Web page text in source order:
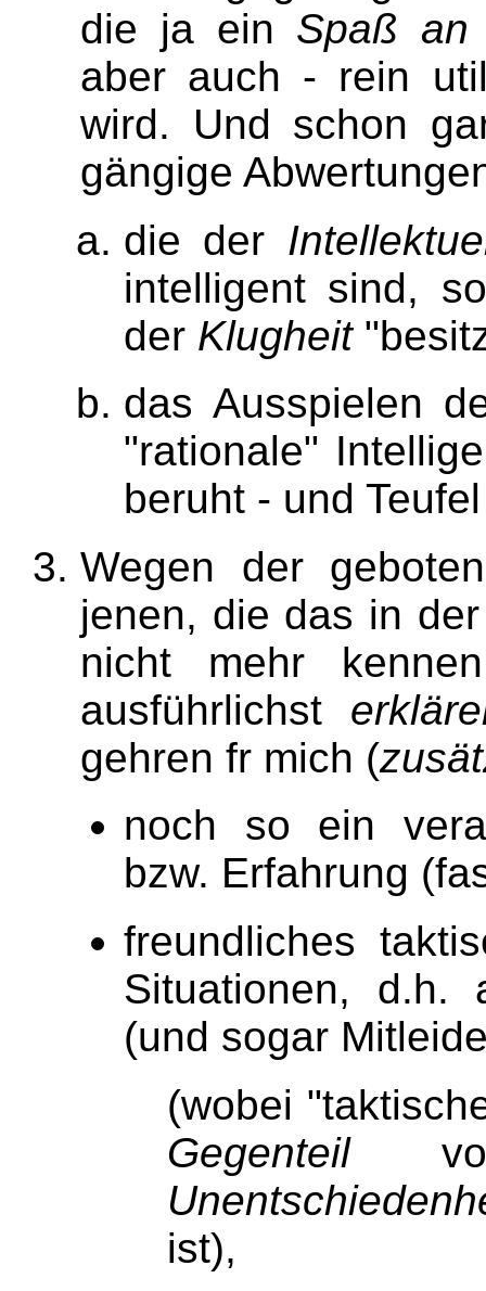
die ja ein Spaß an
aber auch - rein
wird. Und schon
gängige
die der
intelligent sind,
der Klugheit
das Ausspielen
"rationale"
beruht - und
Wegen der
jenen, die das in
nicht mehr
ausführlichst
gehren fr mich (
noch so ein
bzw. Erfahrung
freundliches
Situationen, d.h.
(und sogar
(wobei
Gegenteilvon
ist),